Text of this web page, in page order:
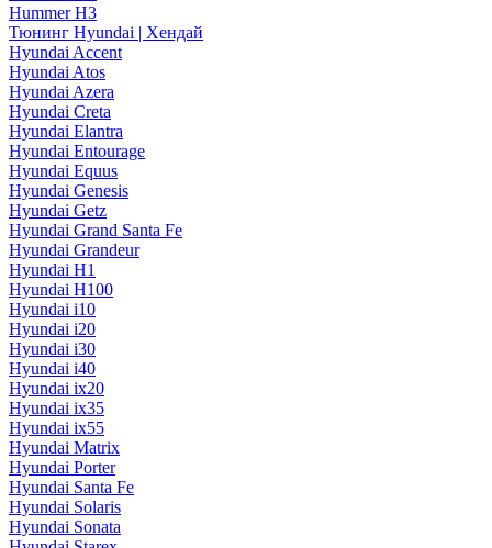
Hummer H3
Тюнинг Hyundai | Хендай
Hyundai Accent
Hyundai Atos
Hyundai Azera
Hyundai Creta
Hyundai Elantra
Hyundai Entourage
Hyundai Equus
Hyundai Genesis
Hyundai Getz
Hyundai Grand Santa Fe
Hyundai Grandeur
Hyundai H1
Hyundai H100
Hyundai i10
Hyundai i20
Hyundai i30
Hyundai i40
Hyundai ix20
Hyundai ix35
Hyundai ix55
Hyundai Matrix
Hyundai Porter
Hyundai Santa Fe
Hyundai Solaris
Hyundai Sonata